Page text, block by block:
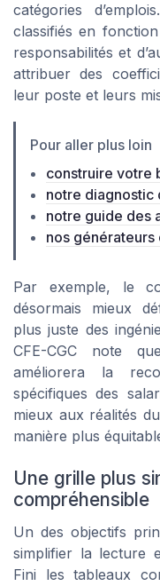
catégories
classifiés en
responsabilités et
attribuer des
leur poste et leurs
Pour aller plus loin
construire votre
notre diagnostic
notre guide des
nos générateurs
Par exemple, le
désormais mieux
plus juste des
CFE-CGC note
améliorera la
spécifiques des
mieux aux réalités
manière plus
Une grille plus
compréhensible
Un des objectifs
simplifier la lecture
Fini les tableaux